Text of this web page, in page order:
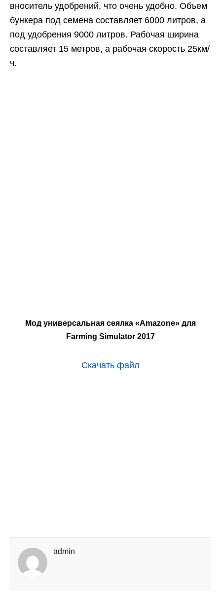
вноситель удобрений, что очень удобно. Объем
бункера под семена составляет 6000 литров, а
под удобрения 9000 литров. Рабочая ширина
составляет 15 метров, а рабочая скорость 25км/
ч.
Мод универсальная сеялка «Amazone» для
Farming Simulator 2017
Скачать файл
admin